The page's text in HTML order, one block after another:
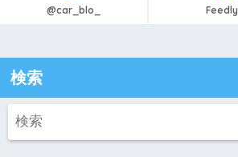
@car_blo_ Feedly
検索